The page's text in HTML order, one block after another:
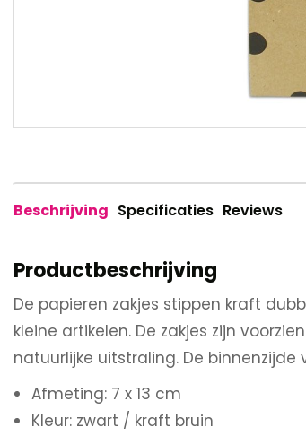
Beschrijving Specificaties Reviews
Productbeschrijving
De papieren zakjes stippen kraft
kleine artikelen. De zakjes zijn
natuurlijke uitstraling. De binnenzijde
Afmeting: 7 x 13 cm
Kleur: zwart / kraft bruin